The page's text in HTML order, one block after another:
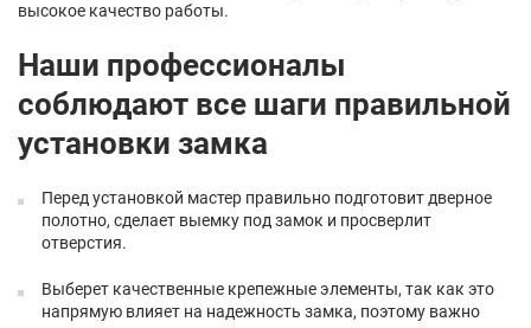
высокое качество работы.
Наши профессионалы
соблюдают все шаги правильной
установки замка
Перед установкой мастер правильно подготовит дверное
полотно, сделает выемку под замок и просверлит
отверстия.
Выберет качественные крепежные элементы, так как это
напрямую влияет на надежность замка, поэтому важно